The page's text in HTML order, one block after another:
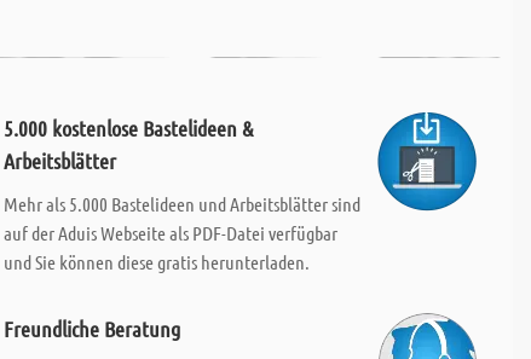
5.000 kostenlose Bastelideen &
Arbeitsblätter
Mehr als 5.000 Bastelideen und Arbeitsblätter sind
auf der Aduis Webseite als PDF-Datei verfügbar
und Sie können diese gratis herunterladen.
Freundliche Beratung